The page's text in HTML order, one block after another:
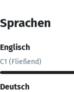
Sprachen
Englisch
C1 (Fließend)
Deutsch